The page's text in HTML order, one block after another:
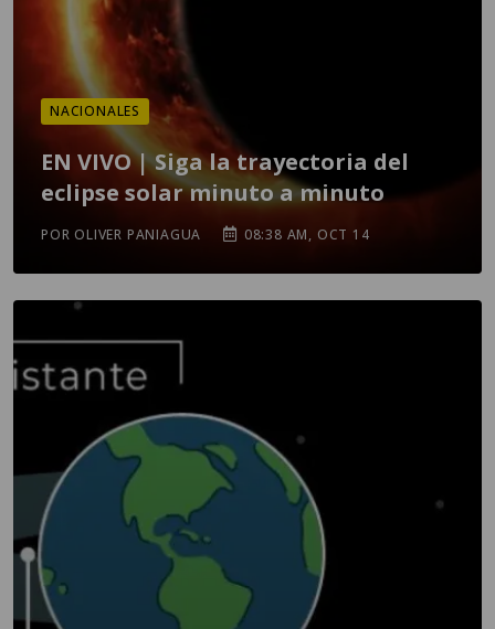
NACIONALES
EN VIVO | Siga la trayectoria del
eclipse solar minuto a minuto
POR OLIVER PANIAGUA 08:38 AM, OCT 14